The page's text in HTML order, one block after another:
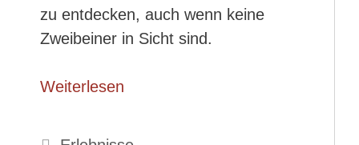
zu entdecken, auch wenn keine
Zweibeiner in Sicht sind.
Weiterlesen